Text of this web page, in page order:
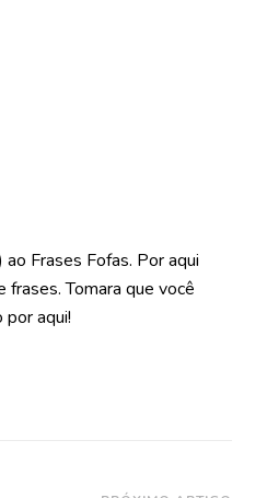
Frases Fofas. Por aqui
Tomara que você
por aqui!